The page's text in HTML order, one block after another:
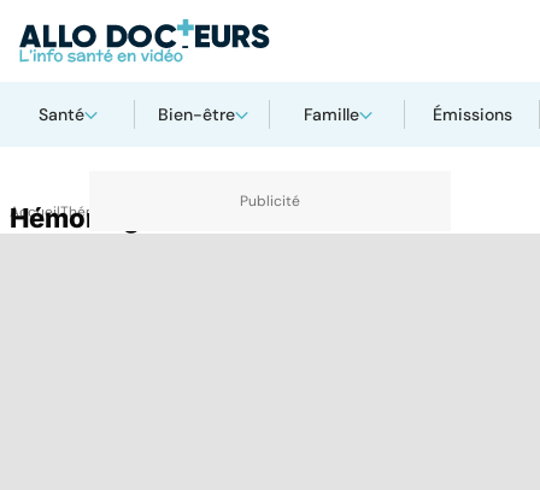
Santé Bien-être Famille Émissions
AccueilThématiques
Hémorragie